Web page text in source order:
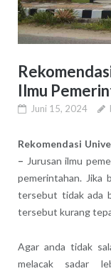
Ilmu
Juni 15, 2024
Rekomendasi
– Jurusan ilmu
pemerintahan. Jika
tersebut tidak ada
tersebut kurang
Agar anda tidak
melacak sadar